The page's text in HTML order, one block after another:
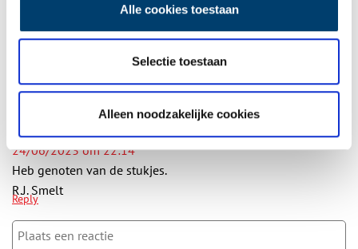
Alle cookies toestaan
Selectie toestaan
Alleen noodzakelijke cookies
Aanvullingen
Vul deze informatie aan of geef een reactie.
24/06/2023 om 22:14
Heb genoten van de stukjes.
R.J. Smelt
Reply